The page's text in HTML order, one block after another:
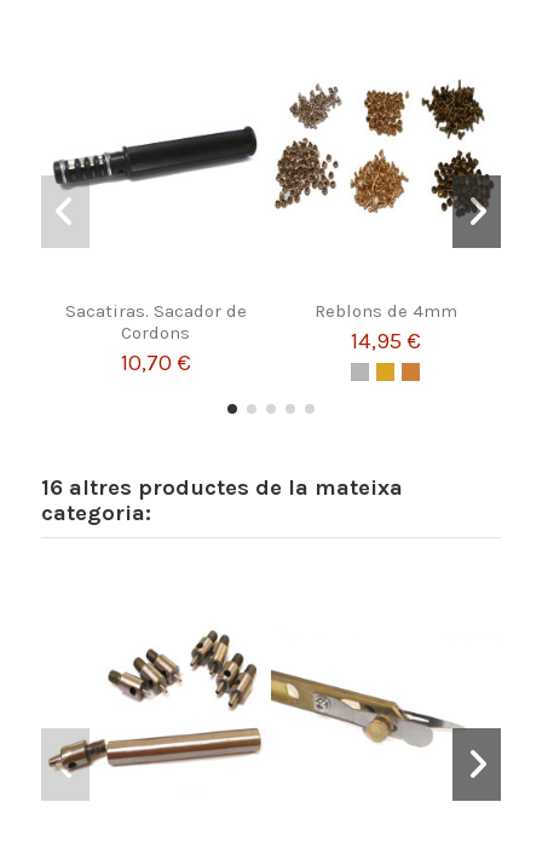
Sacatiras. Sacador de
Cordons
10,70 €
Reblons de 4mm
14,95 €
16 altres productes de la mateixa
categoria: